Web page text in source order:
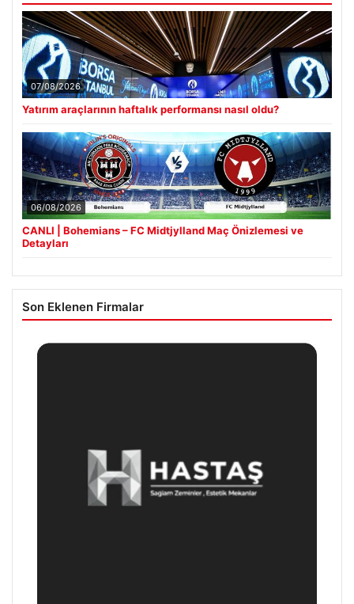
07/08/2026
Yatırım araçlarının haftalık performansı nasıl oldu?
06/08/2026
CANLI | Bohemians – FC Midtjylland Maç Önizlemesi ve
Detayları
Son Eklenen Firmalar